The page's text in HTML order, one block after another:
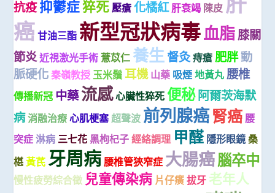
抗疫抑鬱症猝死 壓瘡 化橘紅 肝衰竭 陳皮
癌 甘油三酯 新型冠狀病毒血脂膝關
節炎近視激光手術 薏苡仁 養生督灸痔瘡 肥胖動
脈硬化 秦嶺教授 玉米鬚 耳機 山藥 吸煙 地黃丸 腰椎
傳播新冠 中藥流感心臟性猝死 便秘 阿爾茨海默
病消融治療 心肌梗塞 超聲波 前列腺癌腎癌 腰
突症 淋病 三七花 黑枸杞子 經絡調理 甲醛 隱形眼鏡桑
椹 黃芪 牙周病 腰椎管狹窄症 大腸癌腦卒中
慢性疲勞綜合徵 兒童傳染病 片仔癀 拔牙 老年人